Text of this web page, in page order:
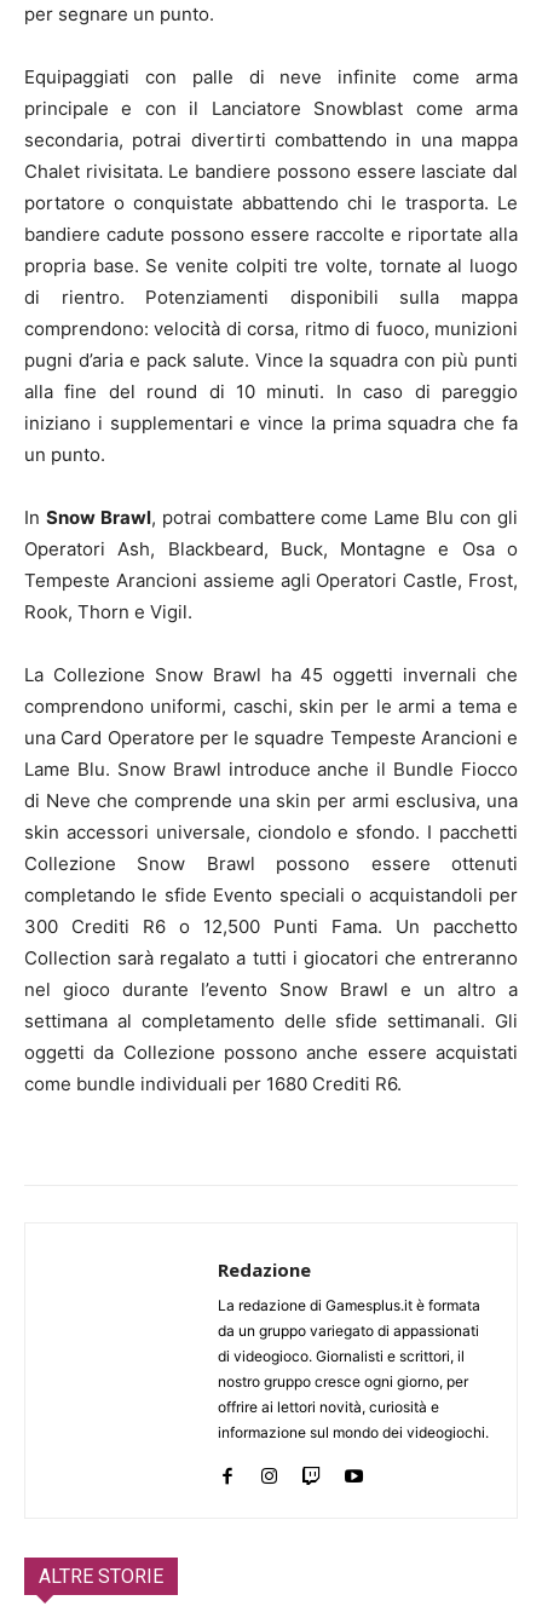
per segnare un punto.
Equipaggiati con palle di neve infinite come arma
principale e con il Lanciatore Snowblast come arma
secondaria, potrai divertirti combattendo in una mappa
Chalet rivisitata. Le bandiere possono essere lasciate dal
portatore o conquistate abbattendo chi le trasporta. Le
bandiere cadute possono essere raccolte e riportate alla
propria base. Se venite colpiti tre volte, tornate al luogo
di rientro. Potenziamenti disponibili sulla mappa
comprendono: velocità di corsa, ritmo di fuoco, munizioni
pugni d’aria e pack salute. Vince la squadra con più punti
alla fine del round di 10 minuti. In caso di pareggio
iniziano i supplementari e vince la prima squadra che fa
un punto.
In Snow Brawl, potrai combattere come Lame Blu con gli
Operatori Ash, Blackbeard, Buck, Montagne e Osa o
Tempeste Arancioni assieme agli Operatori Castle, Frost,
Rook, Thorn e Vigil.
La Collezione Snow Brawl ha 45 oggetti invernali che
comprendono uniformi, caschi, skin per le armi a tema e
una Card Operatore per le squadre Tempeste Arancioni e
Lame Blu. Snow Brawl introduce anche il Bundle Fiocco
di Neve che comprende una skin per armi esclusiva, una
skin accessori universale, ciondolo e sfondo. I pacchetti
Collezione Snow Brawl possono essere ottenuti
completando le sfide Evento speciali o acquistandoli per
300 Crediti R6 o 12,500 Punti Fama. Un pacchetto
Collection sarà regalato a tutti i giocatori che entreranno
nel gioco durante l’evento Snow Brawl e un altro a
settimana al completamento delle sfide settimanali. Gli
oggetti da Collezione possono anche essere acquistati
come bundle individuali per 1680 Crediti R6.
Redazione
La redazione di Gamesplus.it è formata
da un gruppo variegato di appassionati
di videogioco. Giornalisti e scrittori, il
nostro gruppo cresce ogni giorno, per
offrire ai lettori novità, curiosità e
informazione sul mondo dei videogiochi.
ALTRE STORIE